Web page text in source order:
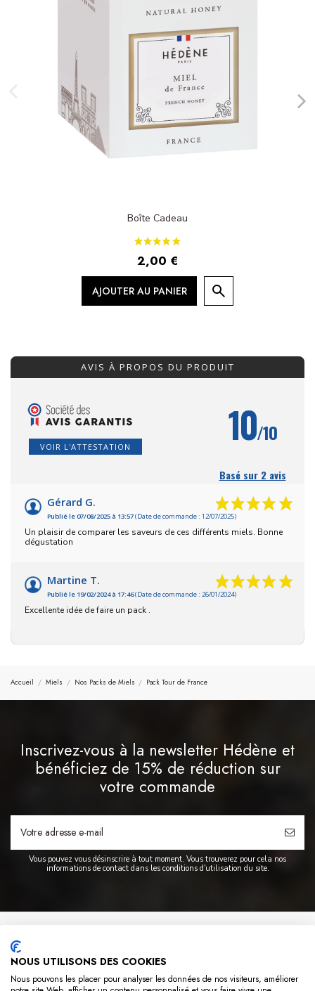
Accueil Miels Nos Packs de Miels Pack Tour de France
Boîte Cadeau
2,00 €
AJOUTER AU PANIER
AVIS À PROPOS DU PRODUIT
VOIR L'ATTESTATION 10/10
Basé sur 2 avis
Gérard G.
Publié le 07/08/2025 à 13:57(Date de commande : 12/07/2025)
Un plaisir de comparer les saveurs de ces différents miels. Bonne
dégustation
Martine T.
Publié le 19/02/2024 à 17:46(Date de commande : 26/01/2024)
Excellente idée de faire un pack .
Inscrivez-vous à la newsletter Hédène et
bénéficiez de 15% de réduction sur
votre commande
Vous pouvez vous désinscrire à tout moment. Vous trouverez pour cela nos
informations de contact dans les conditions d'utilisation du site.
A PROPOS
INFO
NOUS UTILISONS DES COOKIES
Nous pouvons les placer pour analyser les données de nos visiteurs, améliorer